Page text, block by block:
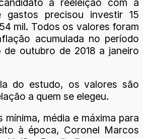
gastos precisou investir 15
mil. Todos os valores foram
acumulada no período
de outubro de 2018 a janeiro
do estudo, os valores são
a quem se elegeu.
mínima, média e máxima para
à época, Coronel Marcos